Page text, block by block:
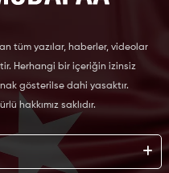
tüm yazılar, haberler, videolar
Herhangi bir içeriğin izinsiz
gösterilse dahi yasaktır.
hakkımız saklıdır.